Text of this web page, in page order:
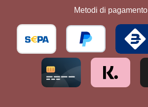
Metodi di pagamento